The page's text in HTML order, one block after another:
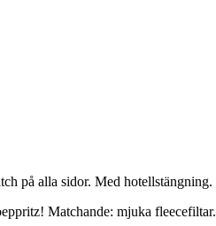
på alla sidor. Med hotellstängning.
Matchande: mjuka fleecefiltar.